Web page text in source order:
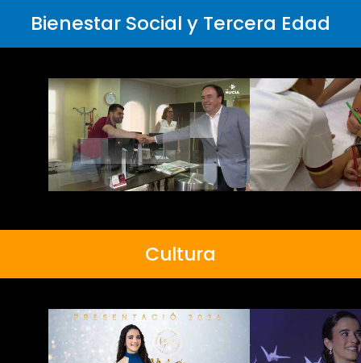
Bienestar Social y Tercera Edad
Cultura